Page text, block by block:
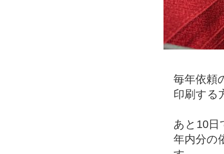
毎年依頼
印刷する
あと10日
年内分の